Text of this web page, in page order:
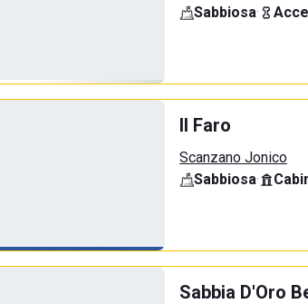
Sabbiosa·
Il Faro
Scanzano Jonico
Sabbiosa·
Sabbia D'Oro